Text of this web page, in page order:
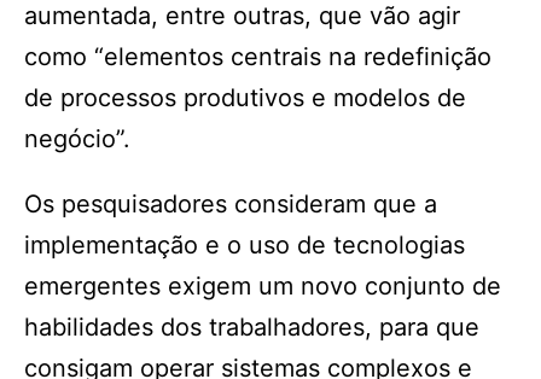
aumentada, entre outras, que vão agir
como “elementos centrais na redefinição
de processos produtivos e modelos de
negócio”.
Os pesquisadores consideram que a
implementação e o uso de tecnologias
emergentes exigem um novo conjunto de
habilidades dos trabalhadores, para que
consigam operar sistemas complexos e